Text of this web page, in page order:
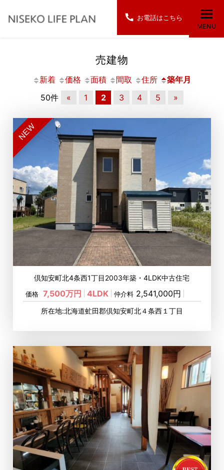
MENU
売建物
新着 価格 面積 間取 住所
築年月
50件
« 1 2 3 4 5 »
NEW
倶知安町北4条西1丁目2003年築・4LDK中古住宅
価格 7,500万円 4LDK 仲介料 2,541,000円
所在地:北海道虻田郡倶知安町北４条西１丁目
お電話はこちら